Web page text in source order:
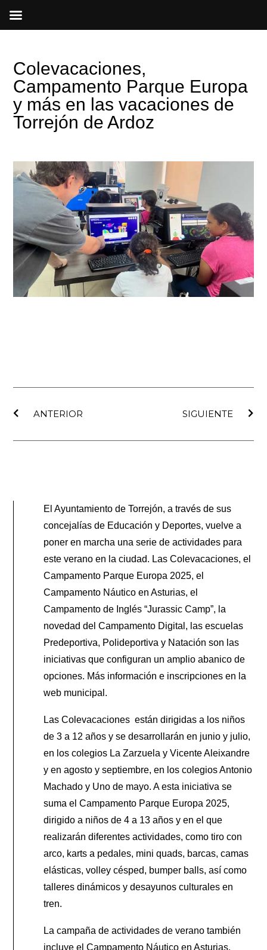
Colevacaciones,
Campamento Parque Europa
y más en las vacaciones de
Torrejón de Ardoz
ANTERIOR
SIGUIENTE
El Ayuntamiento de Torrejón, a través de sus
concejalías de Educación y Deportes, vuelve a
poner en marcha una serie de actividades para
este verano en la ciudad. Las Colevacaciones, el
Campamento Parque Europa 2025, el
Campamento Náutico en Asturias, el
Campamento de Inglés “Jurassic Camp”, la
novedad del Campamento Digital, las escuelas
Predeportiva, Polideportiva y Natación son las
iniciativas que configuran un amplio abanico de
opciones. Más información e inscripciones en la
web municipal.
Las Colevacaciones están dirigidas a los niños
de 3 a 12 años y se desarrollarán en junio y julio,
en los colegios La Zarzuela y Vicente Aleixandre
y en agosto y septiembre, en los colegios Antonio
Machado y Uno de mayo. A esta iniciativa se
suma el Campamento Parque Europa 2025,
dirigido a niños de 4 a 13 años y en el que
realizarán diferentes actividades, como tiro con
arco, karts a pedales, mini quads, barcas, camas
elásticas, volley césped, bumper balls, así como
talleres dinámicos y desayunos culturales en
tren.
La campaña de actividades de verano también
incluye el Campamento Náutico en Asturias,